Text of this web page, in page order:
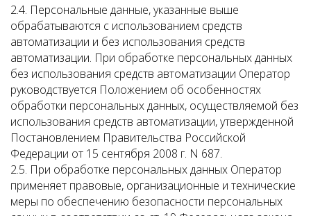
2.4. Персональные данные, указанные выше
обрабатываются с использованием средств
автоматизации и без использования средств
автоматизации. При обработке персональных данных
без использования средств автоматизации Оператор
руководствуется Положением об особенностях
обработки персональных данных, осуществляемой без
использования средств автоматизации, утвержденной
Постановлением Правительства Российской
Федерации от 15 сентября 2008 г. N 687.
2.5. При обработке персональных данных Оператор
применяет правовые, организационные и технические
меры по обеспечению безопасности персональных